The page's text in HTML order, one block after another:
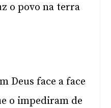
o povo na terra
Deus face a face
o impediram de